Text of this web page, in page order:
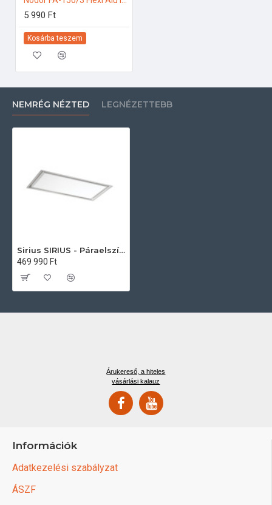
5 990 Ft
Kosárba teszem
NEMRÉG NÉZTED LEGNÉZETTEBB
Sirius SIRIUS - Páraelszívó SLT-974 SCREEN EM TW WI-FI Fehér motor nélkül Mennyezetbe építhető páraelszívó
469 990 Ft
Árukereső, a hiteles
vásárlási kalauz
Információk
Adatkezelési szabályzat
ÁSZF